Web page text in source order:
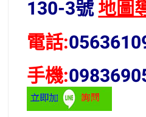
130-3號地圖
電話:
手機: